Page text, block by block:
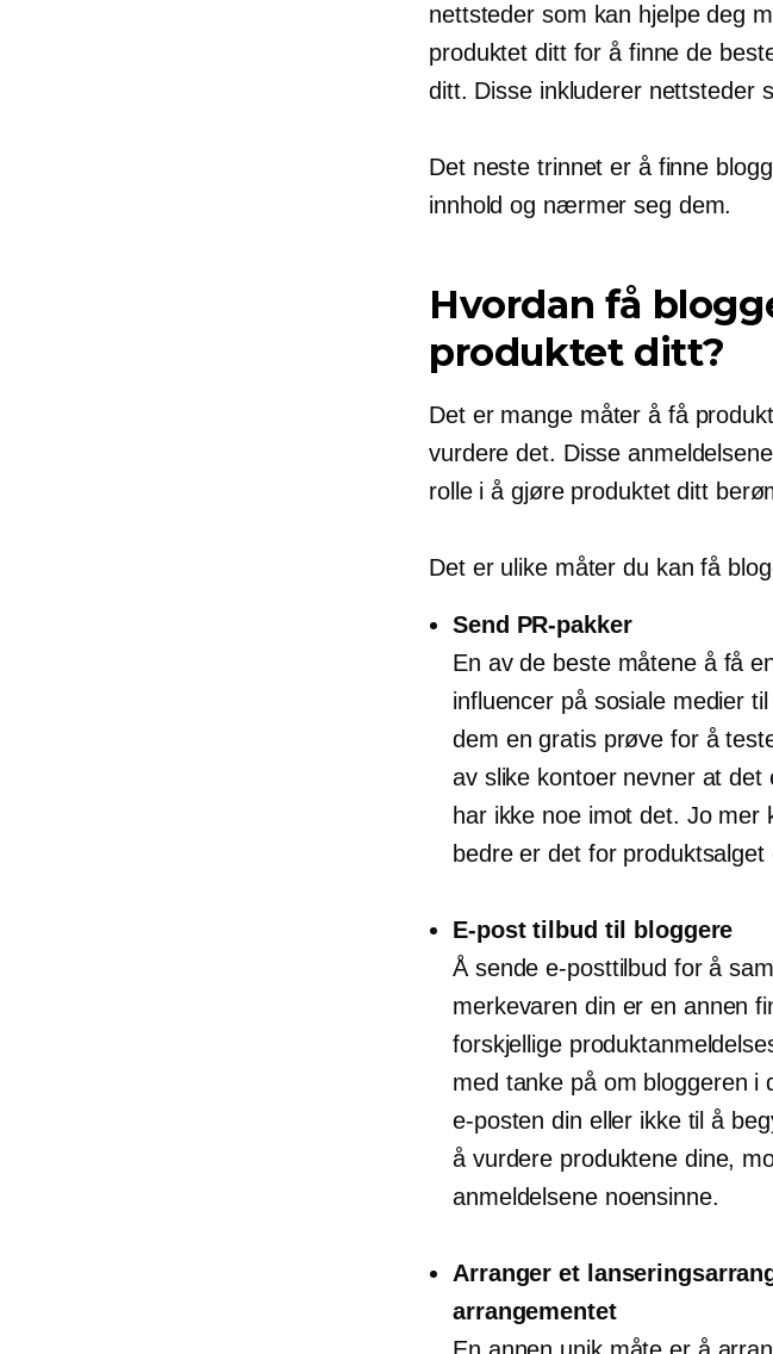
nettsteder som kan hjelpe deg
produktet ditt for å finne de
ditt. Disse inkluderer nettsteder
Det neste trinnet er å finne
innhold og nærmer seg dem.
Hvordan få
produktet ditt?
Det er mange måter å få
vurdere det. Disse
rolle i å gjøre produktet ditt
Det er ulike måter du kan få
Send PR-pakker
En av de beste måtene å få
influencer på sosiale medier
dem en gratis prøve for å
av slike kontoer nevner at
har ikke noe imot det. Jo mer
bedre er det for produktsalget
E-post tilbud til bloggere
Å sende e-posttilbud for å
merkevaren din er en annen
forskjellige
med tanke på om bloggeren i
e-posten din eller ikke til å
å vurdere produktene dine,
anmeldelsene noensinne.
Arranger et
arrangementet